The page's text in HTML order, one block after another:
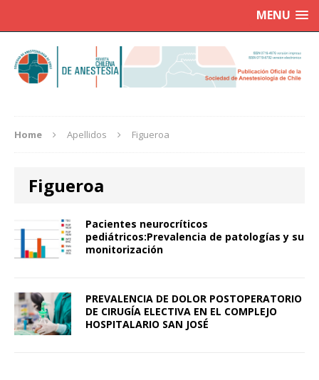
MENU
Home Apellidos Figueroa
Figueroa
Pacientes neurocríticos
pediátricos:Prevalencia de patologías y su
monitorización
PREVALENCIA DE DOLOR POSTOPERATORIO
DE CIRUGÍA ELECTIVA EN EL COMPLEJO
HOSPITALARIO SAN JOSÉ